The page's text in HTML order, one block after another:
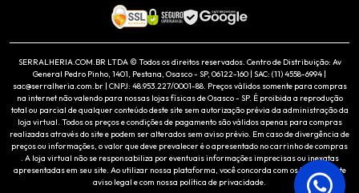
SERRALHERIA.COM.BR LTDA © Todos os direitos reservados. Centro de Distribuição: Av
General Pedro Pinho, 1401, Pestana, Osasco - SP, 06122-160 | SAC: (11) 4558-6994 |
sac@serralheria.com.br | CNPJ: 48.953.227/0001-88. Preços válidos somente para compras
na internet não valendo para nossas lojas físicas de Osasco - SP. É proibida a reprodução
total ou parcial de qualquer conteúdo deste site sem autorização prévia da administração da
loja virtual. Todos os preços e condições de pagamento são válidos apenas para compras
realizadas através do site e podem ser alterados sem aviso prévio. Em caso de divergência de
preços ou informações, o valor que deve prevalecer é o apresentado no carrinho de compras
. A loja virtual não se responsabiliza por eventuais informações imprecisas ou inexatas
apresentadas em seu site. Ao utilizar nossa plataforma, você concorda com os termos deste
aviso legal e com nossa política de privacidade.